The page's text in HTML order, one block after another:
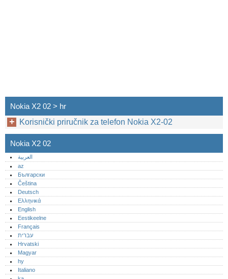
Nokia X2 02 > hr
Korisnički priručnik za telefon Nokia X2-02
Nokia X2 02
العربية
az
Български
Čeština
Deutsch
Ελληνικά
English
Eestikeelne
Français
עברית
Hrvatski
Magyar
hy
Italiano